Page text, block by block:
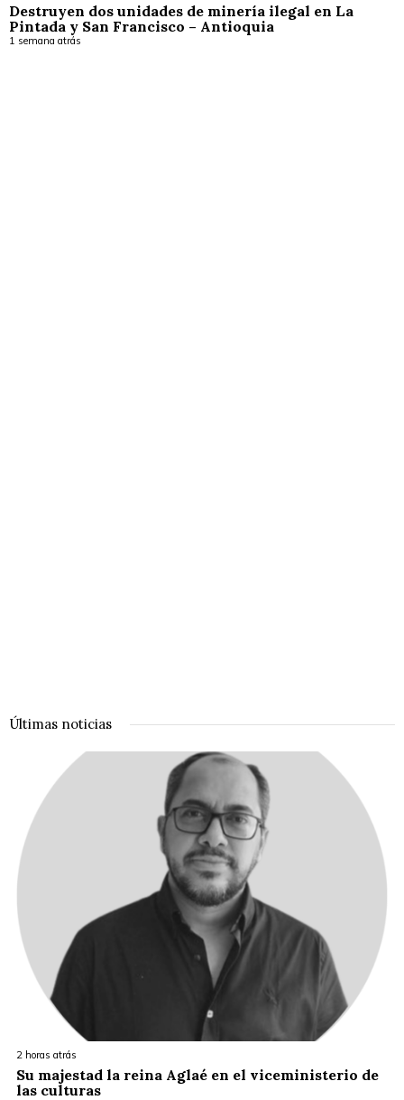
Destruyen dos unidades de minería ilegal en La
Pintada y San Francisco – Antioquia
1 semana atrás
Últimas noticias
2 horas atrás
Su majestad la reina Aglaé en el viceministerio de
las culturas